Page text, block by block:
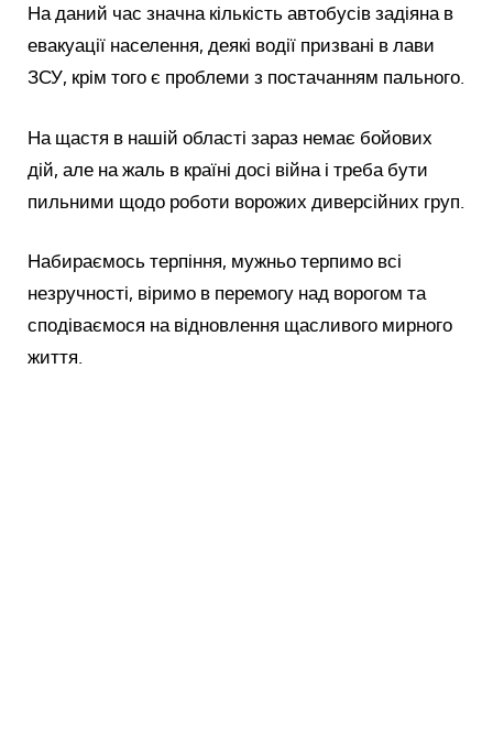
На даний час значна кількість автобусів задіяна в
евакуації населення, деякі водії призвані в лави
ЗСУ, крім того є проблеми з постачанням пального.
На щастя в нашій області зараз немає бойових
дій, але на жаль в країні досі війна і треба бути
пильними щодо роботи ворожих диверсійних груп.
Набираємось терпіння, мужньо терпимо всі
незручності, віримо в перемогу над ворогом та
сподіваємося на відновлення щасливого мирного
життя.